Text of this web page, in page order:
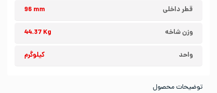
قطر داخلی 96 mm
وزن شاخه 44.37 Kg
واحد کیلوگرم
توضیحات محصول